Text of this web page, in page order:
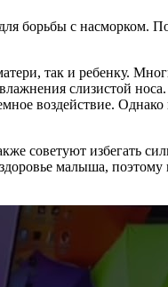
борьбы с насморком.
так и ребенку.
слизистой
воздействие. Однако
советуют избегать
малыша,